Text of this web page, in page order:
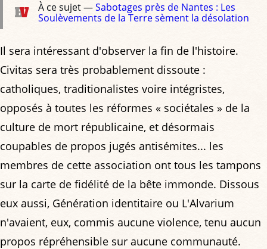
À ce sujet —Sabotages près de Nantes : Les
Soulèvements de la Terre sèment la désolation
Il sera intéressant d'observer la fin de l'histoire.
Civitas sera très probablement dissoute :
catholiques, traditionalistes voire intégristes,
opposés à toutes les réformes « sociétales » de la
culture de mort républicaine, et désormais
coupables de propos jugés antisémites... les
membres de cette association ont tous les tampons
sur la carte de fidélité de la bête immonde. Dissous
eux aussi, Génération identitaire ou L'Alvarium
n'avaient, eux, commis aucune violence, tenu aucun
propos répréhensible sur aucune communauté.